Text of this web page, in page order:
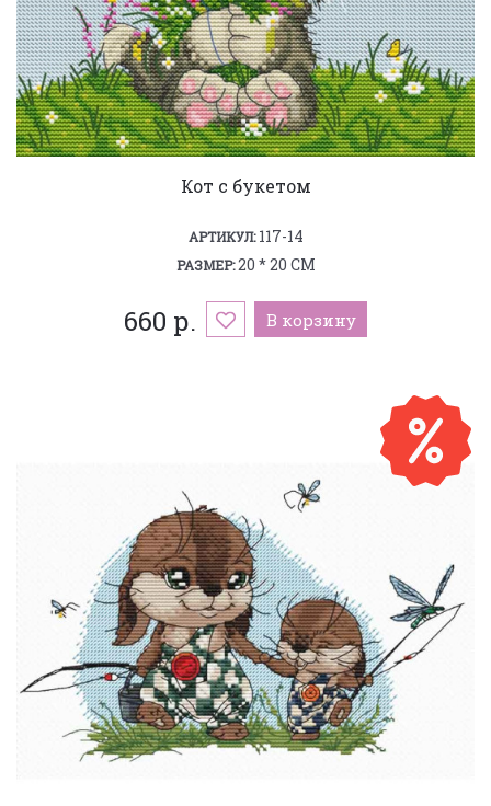
Кот с букетом
АРТИКУЛ:117-14
РАЗМЕР:20 * 20 СМ
660 р. В корзину